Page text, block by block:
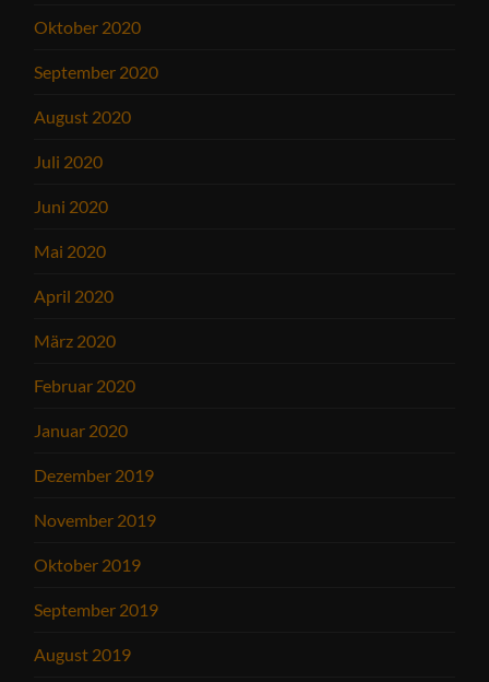
Oktober 2020
September 2020
August 2020
Juli 2020
Juni 2020
Mai 2020
April 2020
März 2020
Februar 2020
Januar 2020
Dezember 2019
November 2019
Oktober 2019
September 2019
August 2019